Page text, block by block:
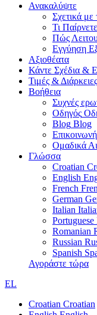
Ανακαλύψτε
Σχετικά με
Τι Παίρνετε
Πώς
Εγγύηση
Αξιοθέατα
Κάντε Σχέδια &
Τιμές & Διάρκειες
Βοήθεια
Συχνές
Οδηγός
Blog Blog
Ομαδικά
Γλώσσα
Croatian
English
French
German
Italian
Portuguese
Romanian
Russian
Spanish
Αγοράστε τώρα
EL
Croatian Croatian